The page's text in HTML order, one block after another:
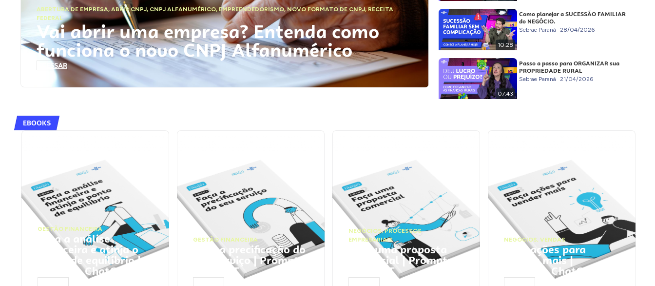
ABERTURA DE EMPRESA,ABRIR CNPJ, CNPJ ALFANUMÉRICO, EMPREENDEDORISMO,NOVO FORMATO DE CNPJ,RECEITA
FEDERAL
Vai abrir uma empresa? Entenda como
funciona o novo CNPJ Alfanumérico
ACESSAR
10:28
Como planejar a SUCESSÃO FAMILIAR
do NEGÓCIO.
Sebrae Paraná 28/04/2026
07:43
Passo a passo para ORGANIZAR sua
PROPRIEDADE RURAL
Sebrae Paraná 21/04/2026
EBOOKS
GESTÃO FINANCEIRA
Faça a análise
financeira e atinja o
ponto de equilíbrio |
Prompts ChatGPT
GESTÃO FINANCEIRA
Faça a precificação do
seu serviço | Prompts
ChatGPT
NEGÓCIOS,PROCESSOS
EMPRESARIAIS
Faça uma proposta
comercial | Prompts
ChatGPT
NEGÓCIOS, VENDAS
Faça ações para
vender mais |
Prompts ChatGPT